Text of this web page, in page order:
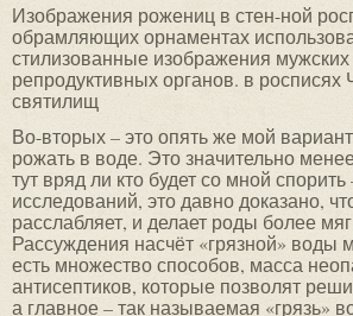
Изображения рожениц в стен-ной
обрамляющих орнаментах
стилизованные изображения
репродуктивных органов. в росписях
святилищ
Во-вторых – это опять же мой
рожать в воде. Это значительно
тут вряд ли кто будет со мной
исследований, это давно доказано,
расслабляет, и делает роды более
Рассуждения насчёт «грязной» воды
есть множество способов, масса
антисептиков, которые позволят
а главное – так называемая «грязь»